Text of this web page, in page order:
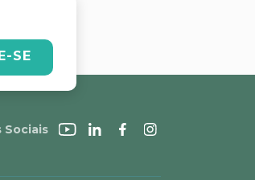
SE
Sociais